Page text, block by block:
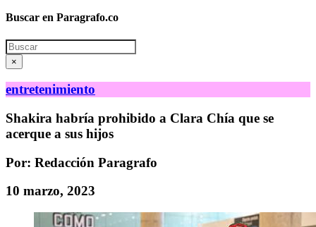
Buscar en Paragrafo.co
Search
×
entretenimiento
Shakira habría prohibido a Clara Chía que se
acerque a sus hijos
Por: Redacción Paragrafo
10 marzo, 2023